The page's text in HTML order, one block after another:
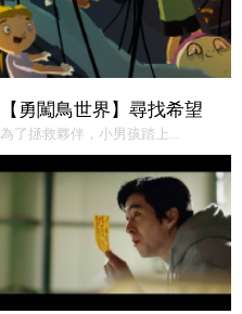
【勇闖鳥世界】尋找希望
為了拯救夥伴，小男孩踏上...